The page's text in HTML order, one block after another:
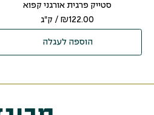
סטייק פרגית אורגני קפוא
₪122.00 / ק"ג
הוספה לעגלה